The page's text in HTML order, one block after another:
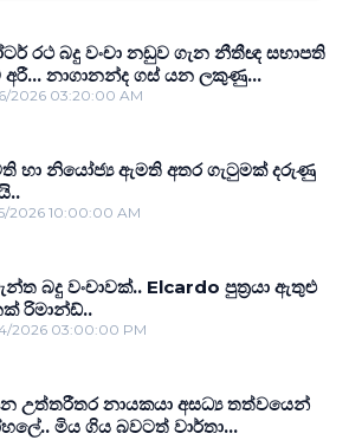
රථ බදු වංචා නඩුව ගැන නීතීඥ සභාපති
නාගානන්ද ගස් යන ලකුණු...
2026 03:20:00 AM
හා නියෝජ්‍ය ඇමති අතර ගැටුමක් දරුණු
2026 10:00:00 AM
බදු වංචාවක්.. Elcardo පුත‍්‍රයා ඇතුළු
රිමාන්ඩ්..
2026 03:00:00 PM
උත්තරීතර නායකයා අසධ්‍ය තත්වයෙන්
මිය ගිය බවටත් වාර්තා...